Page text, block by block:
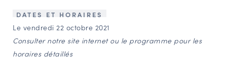
CONTACT
Agenda
DATES ET HORAIRES
Le vendredi 22 octobre 2021
Consulter notre site internet ou le programme pour les
horaires détaillés